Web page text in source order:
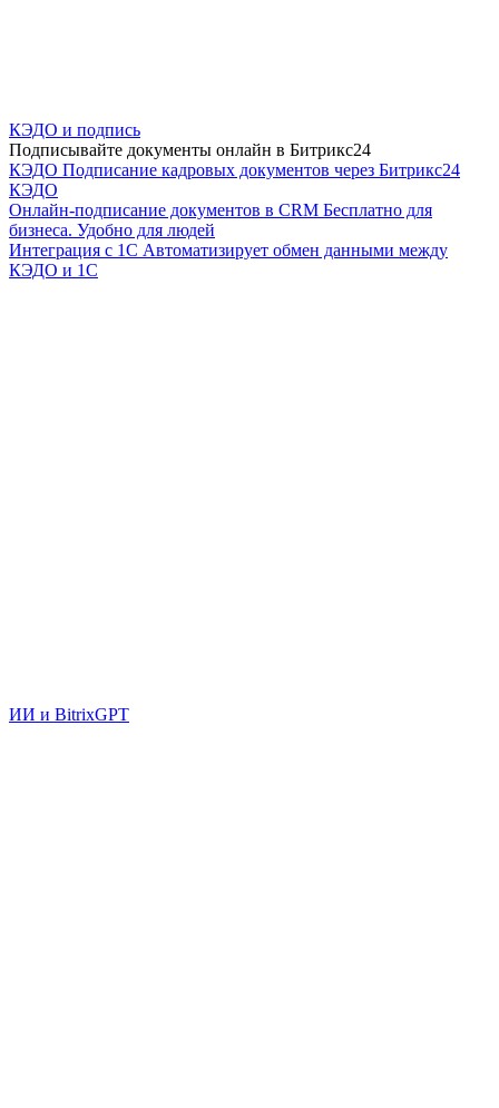
КЭДО и подпись
Подписывайте документы онлайн в Битрикс24
КЭДО Подписание кадровых документов через Битрикс24
КЭДО
Онлайн-подписание документов в CRM Бесплатно для
бизнеса. Удобно для людей
Интеграция с 1С Автоматизирует обмен данными между
КЭДО и 1С
ИИ и BitrixGPT